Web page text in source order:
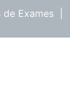
de Exames